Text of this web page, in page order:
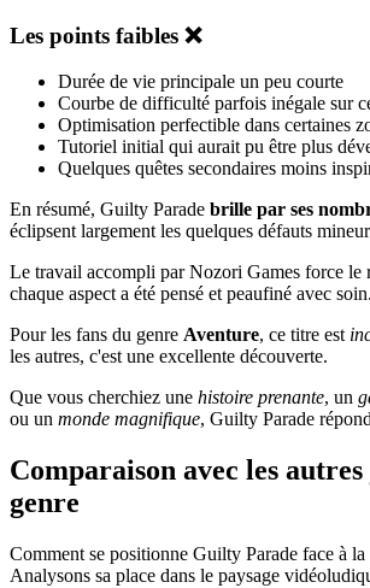
Les points faibles ❌
Durée de vie principale un peu courte
Courbe de difficulté parfois inégale sur
Optimisation perfectible dans certaines
Tutoriel initial qui aurait pu être plus
Quelques quêtes secondaires moins
En résumé, Guilty Parade brille par ses
éclipsent largement les quelques défauts
Le travail accompli par Nozori Games force le
chaque aspect a été pensé et peaufiné avec soin.
Pour les fans du genre Aventure, ce titre est
les autres, c'est une excellente découverte.
Que vous cherchiez une histoire prenante, un
ou un monde magnifique, Guilty Parade
Comparaison avec les
genre
Comment se positionne Guilty Parade face à la
Analysons sa place dans le paysage